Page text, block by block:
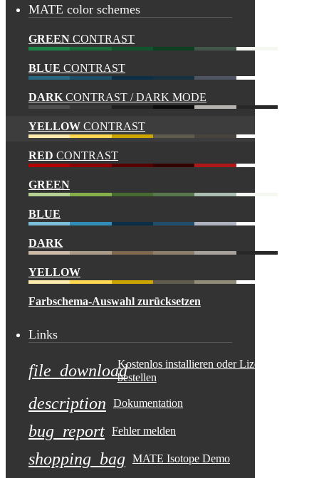
MATE color schemes
GREEN CONTRAST
BLUE CONTRAST
DARK CONTRAST / DARK MODE
YELLOW CONTRAST
RED CONTRAST
GREEN
BLUE
DARK
YELLOW
Farbschema-Auswahl zurücksetzen
Links
file_downloadKostenlos installieren oder Lizenz
bestellen
description Dokumentation
bug_report Fehler melden
shopping_bag MATE Isotope Demo